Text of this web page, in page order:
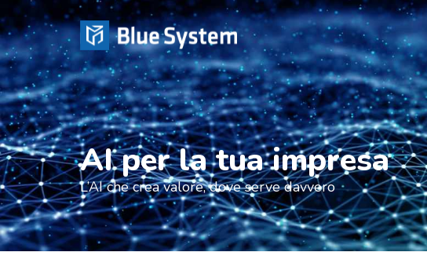
AI per la tua impresa
L’AI che crea valore, dove serve davvero